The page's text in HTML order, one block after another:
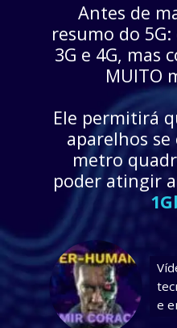
Antes de
resumo do
3G e 4G, mas
MUITO
Ele permitirá
aparelhos
metro
poder atingir a
e
e